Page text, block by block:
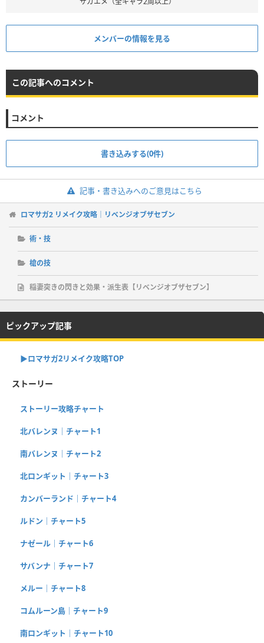
メンバーの情報を見る
この記事へのコメント
コメント
書き込みする(0件)
記事・書き込みへのご意見はこちら
ロマサガ2 リメイク攻略｜リベンジオブザセブン
術・技
槍の技
稲妻突きの閃きと効果・派生表【リベンジオブザセブン】
ピックアップ記事
▶︎ロマサガ2リメイク攻略TOP
ストーリー
ストーリー攻略チャート
北バレンヌ｜チャート1
南バレンヌ｜チャート2
北ロンギット｜チャート3
カンバーランド｜チャート4
ルドン｜チャート5
ナゼール｜チャート6
サバンナ｜チャート7
メルー｜チャート8
コムルーン島｜チャート9
南ロンギット｜チャート10